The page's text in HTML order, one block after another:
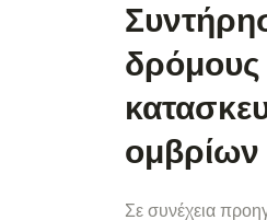
δρόμους
ομβρίων
Σε συνέχεια